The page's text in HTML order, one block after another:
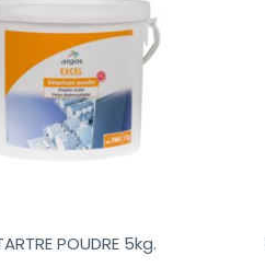
POUDRE 5kg.